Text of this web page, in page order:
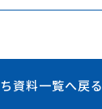
資料一覧へ戻る